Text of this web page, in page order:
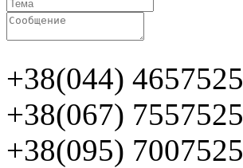
+38(044) 4657525
+38(067) 7557525
+38(095) 7007525